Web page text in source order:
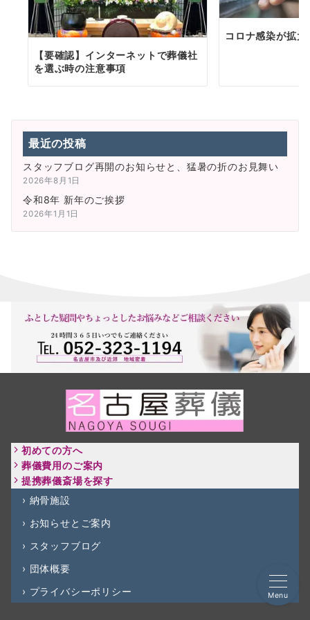
【要確認】インターネットで葬儀社
を選ぶ時の注意事項
コロナ感染が拡
最近の投稿
スタッフブログ再開のお知らせと、猛暑の折のお見舞い
2026年8月1日
令和8年 新年のご挨拶
2026年1月1日
初めての方へ
葬儀費用のご案内
提携葬儀斎場を探す
› 納骨施設
› お知らせとご案内
› スタッフブログ
› 団体概要
› プライバシーポリシー Menu